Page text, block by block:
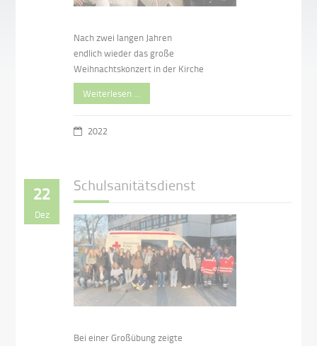
Nach zwei langen Jahren
endlich wieder das große
Weihnachtskonzert in der Kirche
Weiterlesen …
2022
22
Dez
Schulsanitätsdienst
Bei einer Großübung zeigte